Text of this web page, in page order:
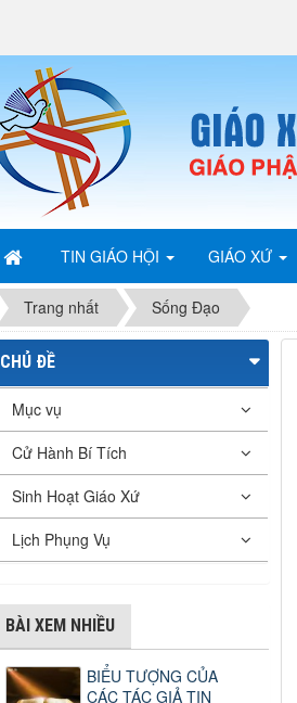
TIN GIÁO HỘI GIÁO XỨ
Trang nhất Sống Đạo
CHỦ ĐỀ
Mục vụ
Cử Hành Bí Tích
Sinh Hoạt Giáo Xứ
Lịch Phụng Vụ
BÀI XEM NHIỀU
BIỂU TƯỢNG CỦA
CÁC TÁC GIẢ TIN